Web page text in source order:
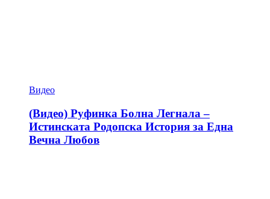
Видео
(Видео) Руфинка Болна Легнала –
Истинската Родопска История за Една
Вечна Любов